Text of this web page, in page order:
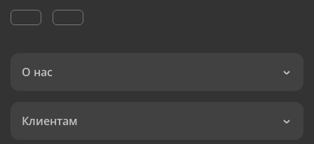
О нас
Клиентам